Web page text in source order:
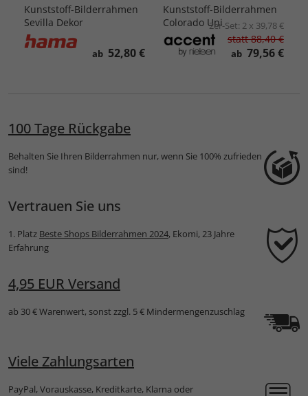
Kunststoff-Bilderrahmen
Sevilla Dekor
ab 52,80 €
Kunststoff-Bilderrahmen
Colorado Uni2er-Set: 2 x 39,78 €
statt88,40 €
ab 79,56 €
100 Tage Rückgabe
Behalten Sie Ihren Bilderrahmen nur, wenn Sie 100% zufrieden
sind!
Vertrauen Sie uns
1. Platz Beste Shops Bilderrahmen 2024, Ekomi, 23 Jahre
Erfahrung
4,95 EUR Versand
ab 30 € Warenwert, sonst zzgl. 5 € Mindermengenzuschlag
Viele Zahlungsarten
PayPal, Vorauskasse, Kreditkarte, Klarna oder